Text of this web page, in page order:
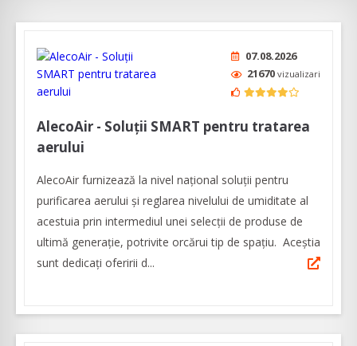
07.08.2026
21670 vizualizari
AlecoAir - Soluții SMART pentru tratarea
aerului
AlecoAir furnizează la nivel național soluții pentru
purificarea aerului și reglarea nivelului de umiditate al
acestuia prin intermediul unei selecţii de produse de
ultimă generaţie, potrivite orcărui tip de spaţiu. Aceștia
sunt dedicați oferirii d...